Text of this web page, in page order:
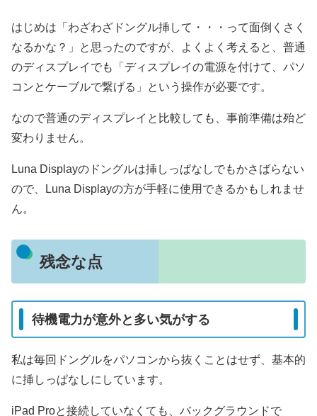
はじめは「わざわざドングル挿して・・・って面倒くさく
なるかな？」と思ったのですが、よくよく考えると、普通
のディスプレイでも「ディスプレイの電源を付けて、パソ
コンとケーブルで繋げる」という操作が必要です。
なので普通のディスプレイと比較しても、事前準備は殆ど
変わりません。
Luna Displayのドングルは挿しっぱなしでもかさばらない
ので、Luna Displayの方が手軽に使用できるかもしれませ
ん。
残念な点
待機電力が意外と多い気がする
私は毎回ドングルをパソコンから抜くことはせず、基本的
に挿しっぱなしにしています。
iPad Proと接続していなくても、バックグラウンドで